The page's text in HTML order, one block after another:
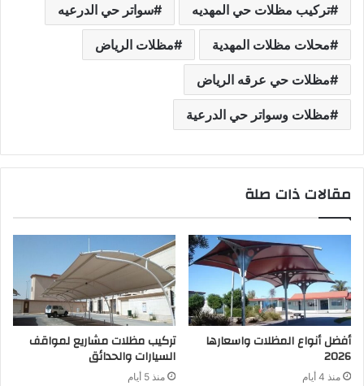
تركيب مظلات حي المهديه سواتر حي الدرعيه
محلات مظلات المهدية مظلات الرياض
مظلات حي عرقه الرياض
مظلات وسواتر حي الدرعية
مقالات ذات صلة
أفضل أنواع المظلات واسعارها
2026
منذ 4 أيام
تركيب مظلات مشاريع لمواقف
السيارات والحدائق
منذ 5 أيام